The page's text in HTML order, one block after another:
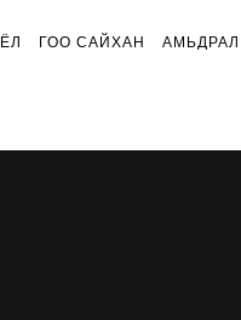
ГОО САЙХАН АМЬДРАЛ